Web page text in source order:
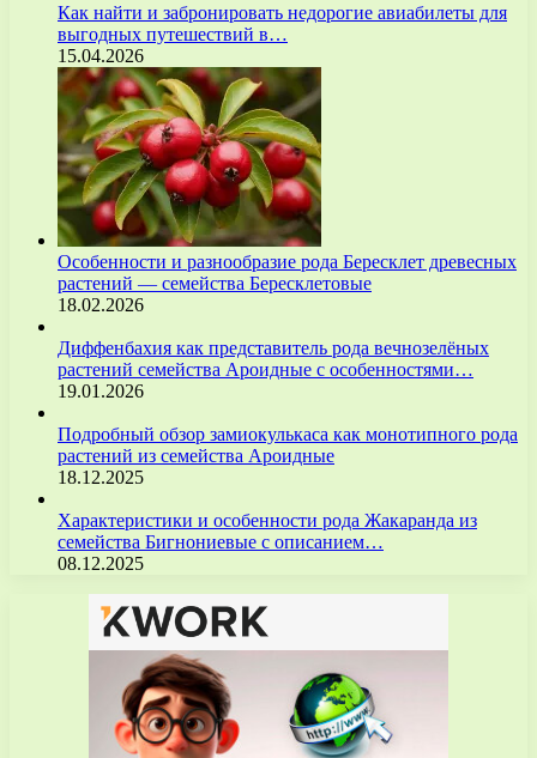
Как найти и забронировать недорогие авиабилеты для
выгодных путешествий в…
15.04.2026
Особенности и разнообразие рода Бересклет древесных
растений — семейства Бересклетовые
18.02.2026
Диффенбахия как представитель рода вечнозелёных
растений семейства Ароидные с особенностями…
19.01.2026
Подробный обзор замиокулькаса как монотипного рода
растений из семейства Ароидные
18.12.2025
Характеристики и особенности рода Жакаранда из
семейства Бигнониевые с описанием…
08.12.2025